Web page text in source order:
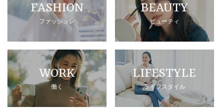
FASHION
ファッション
BEAUTY
ビューティ
WORK
働く
LIFESTYLE
ライフスタイル